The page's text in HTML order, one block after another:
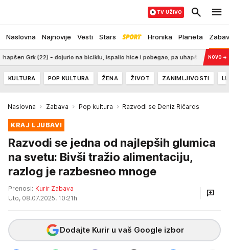
Naslovna Najnovije Vesti Stars Hronika Planeta
TV UŽIVO
(22) - dojurio na biciklu, ispalio hice i pobegao, pa uhapšen 0:39 AMERIKA
NOVO →
KULTURA POP KULTURA ŽENA ŽIVOT ZANIMLJIVOSTI
Naslovna Zabava Pop kultura Razvodi se Deniz Ričards
KRAJ LJUBAVI
Razvodi se jedna od najlepših glumica
na svetu: Bivši tražio alimentaciju,
razlog je razbesneo mnoge
Prenosi: Kurir Zabava
Uto, 08.07.2025. 10:21h
Dodajte Kurir u vaš Google izbor